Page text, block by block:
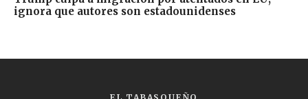
ignora que autores son estadounidenses